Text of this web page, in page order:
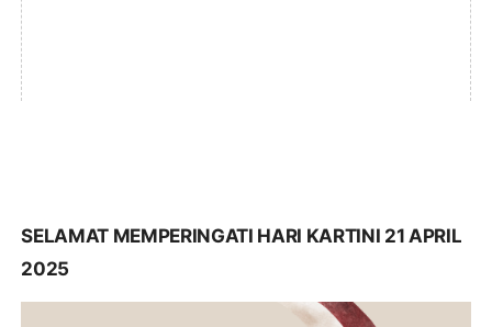
SELAMAT MEMPERINGATI HARI KARTINI 21 APRIL
2025